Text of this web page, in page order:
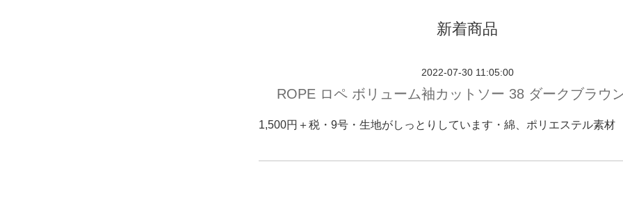
新着商品
2022-07-30 11:05:00
ROPE ロペ ボリューム袖カットソー 38 ダークブラウ
1,500円＋税・9号・生地がしっとりしています・綿、ポリエステル素材